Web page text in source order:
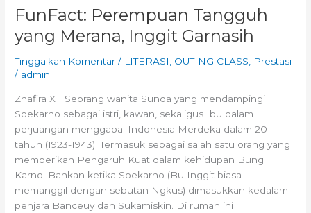
FunFact: Perempuan Tangguh
yang Merana, Inggit Garnasih
Tinggalkan Komentar / LITERASI OUTING CLASS
Prestasi
/ admin
Zhafira X 1 Seorang wanita Sunda yang mendampingi
Soekarno sebagai istri, kawan, sekaligus Ibu dalam
perjuangan menggapai Indonesia Merdeka dalam 20
tahun (1923-1943). Termasuk sebagai salah satu orang yang
memberikan Pengaruh Kuat dalam kehidupan Bung
Karno. Bahkan ketika Soekarno (Bu Inggit biasa
memanggil dengan sebutan Ngkus) dimasukkan kedalam
penjara Banceuy dan Sukamiskin. Di rumah ini